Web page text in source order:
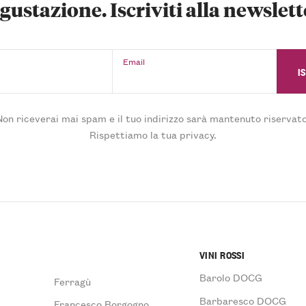
Iscriviti alla
Email
riceverai mai spam e il tuo indirizzo sarà mantenuto
Rispettiamo la tua privacy.
Ferragù
VINI ROSSI
Barolo DOCG
Barbaresco DOCG